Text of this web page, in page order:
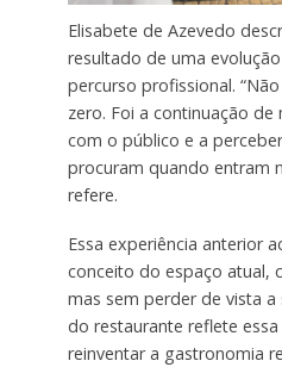
Elisabete de Azevedo
resultado de uma
percurso profissional.
zero. Foi a continuação
com o público e a
procuram quando entram
refere.
Essa experiência anterior
conceito do espaço atual,
mas sem perder de vista a
do restaurante reflete
reinventar a gastronomia